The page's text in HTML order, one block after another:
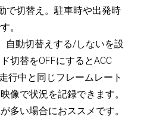
で切替え。駐車時や出発時
。
自動切替えする/しないを設
切替をOFFにするとACC
行中と同じフレームレート
像で状況を記録できます。
多い場合におススメです。